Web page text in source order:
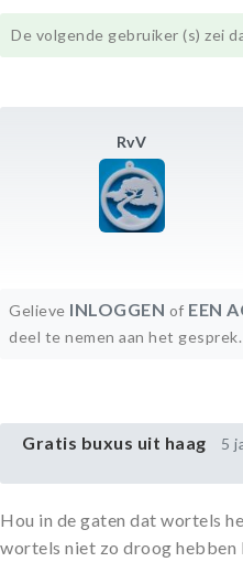
RvV
De volgende gebruiker (s) zei
Gelieve INLOGGEN of EEN
deel te nemen aan het gesprek.
Gratis buxus uit haag 5
Hou in de gaten dat wortels
wortels niet zo droog hebben